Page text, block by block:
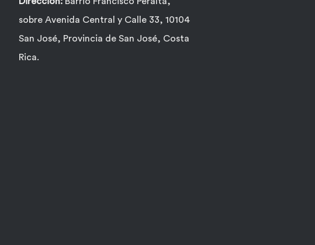
sobre Avenida Central y Calle 33, 10104
San José, Provincia de San José, Costa
Rica.